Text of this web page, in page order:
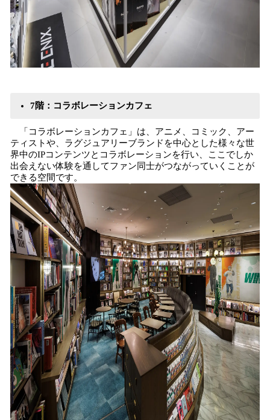
7階：コラボレーションカフェ
「コラボレーションカフェ」は、アニメ、コミック、アー
ティストや、ラグジュアリーブランドを中心とした様々な世
界中のIPコンテンツとコラボレーションを行い、ここでしか
出会えない体験を通してファン同士がつながっていくことが
できる空間です。